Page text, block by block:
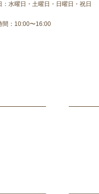
：水曜日・土曜日・日曜日・祝日
間：10:00〜16:00